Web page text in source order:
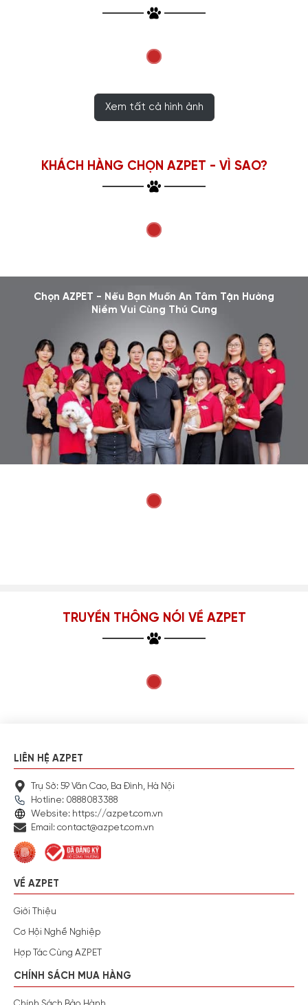
Xem tất cả hình ảnh
KHÁCH HÀNG CHỌN AZPET - VÌ SAO?
Chọn AZPET - Nếu Bạn Muốn An Tâm Tận Hưởng
Niềm Vui Cùng Thú Cưng
TRUYỀN THÔNG NÓI VỀ AZPET
LIÊN HỆ AZPET
Trụ Sở: 59 Văn Cao, Ba Đình, Hà Nội
Hotline: 0888083388
Website: https://azpet.com.vn
Email: contact@azpet.com.vn
VỀ AZPET
Giới Thiệu
Cơ Hội Nghề Nghiệp
Hợp Tác Cùng AZPET
CHÍNH SÁCH MUA HÀNG